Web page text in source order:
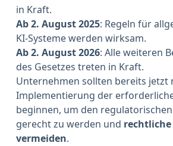
in Kraft.
Ab 2. August 2025: Regeln für
KI-Systeme werden wirksam.
Ab 2. August 2026: Alle weiteren
des Gesetzes treten in Kraft.
Unternehmen sollten bereits jetzt
Implementierung der
beginnen, um den
gerecht zu werden und rechtliche
vermeiden.